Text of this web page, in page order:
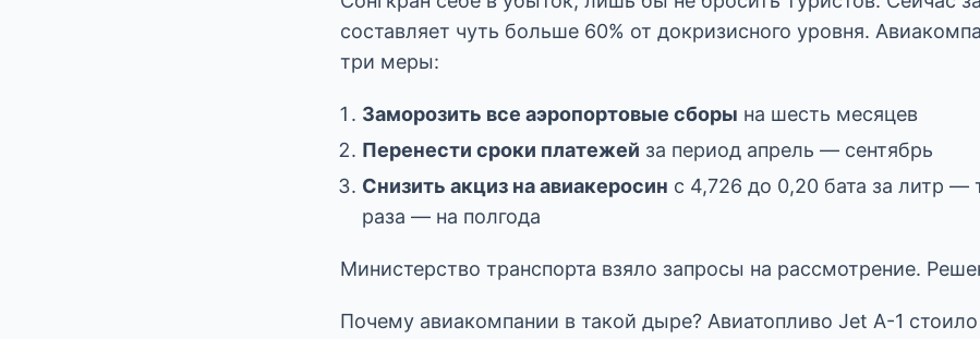
составляет чуть больше 60% от докризисного уровня.
три меры:
Заморозить все аэропортовые сборы на шесть месяцев
Перенести сроки платежей за период апрель — сентябрь
Снизить акциз на авиакеросин с 4,726 до 0,20 бата за литр —
раза — на полгода
Министерство транспорта взяло запросы на рассмотрение.
Почему авиакомпании в такой дыре? Авиатопливо Jet A-1